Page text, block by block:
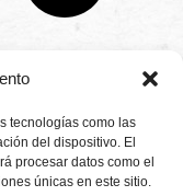
tecnologías como las
del dispositivo. El
procesar datos como el
únicas en este sitio.
Aviso legal
Política de
privacidad